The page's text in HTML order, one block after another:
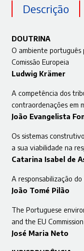
Descrição
DOUTRINA
O ambiente português
Comissão Europeia
Ludwig Krämer
A competência dos
contraordenações em
João Evangelista
Os sistemas
a sua viabilidade na
Catarina Isabel de
A responsabilização
João Tomé Pilão
The Portuguese
and the EU Commission
José Maria Neto